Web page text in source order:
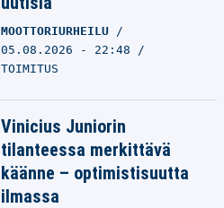
MOOTTORIURHEILU
05.08.2026 - 22:48
TOIMITUS
Vinicius Juniorin
tilanteessa merkittävä
käänne – optimistisuutta
ilmassa